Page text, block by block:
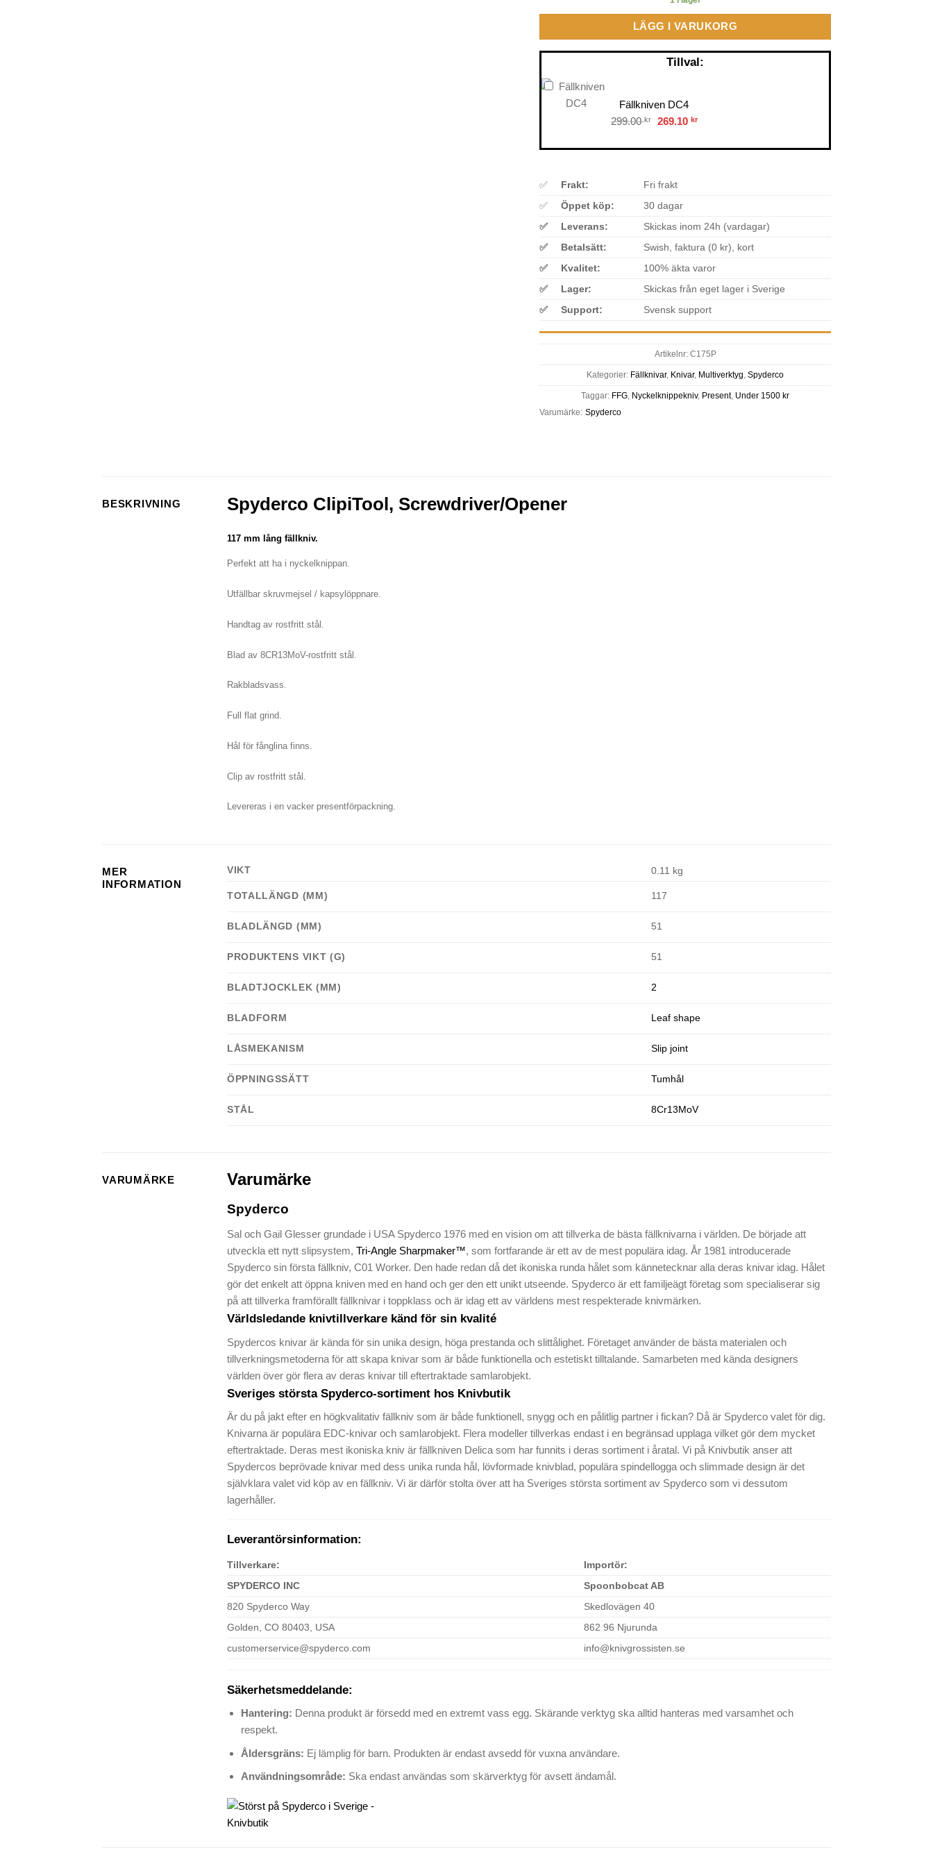
LÄGG I VARUKORG
Tillval:
Fällkniven DC4
299.00kr
Original
was:
269.10 krCurrent
is:
✅ Frakt:
Fri frakt
✅
Öppet köp:
30 dagar
✅
Leverans:
Skickas inom 24h (vardagar)
✅
Betalsätt:
Swish, faktura (0 kr), kort
✅
Kvalitet:
100% äkta varor
✅
Lager:
Skickas från eget lager i Sverige
✅
Support: Svensk support
Artikelnr: C175P
Kategorier: Fällknivar, Knivar, Multiverktyg, Spyderco
Taggar: FFG, Nyckelknippekniv, Present, Under 1500 kr
Varumärke: Spyderco
BESKRIVNING Spyderco ClipiTool, Screwdriver/Opener
117 mm lång fällkniv.
Perfekt att ha i nyckelknippan.
Utfällbar skruvmejsel / kapsylöppnare.
Handtag av rostfritt stål.
Blad av 8CR13MoV-rostfritt stål.
Rakbladsvass.
Full flat grind.
Hål för fånglina finns.
Clip av rostfritt stål.
Levereras i en vacker presentförpackning.
MER
INFORMATION
VIKT 0.11 kg
TOTALLÄNGD (MM) 117
BLADLÄNGD (MM) 51
PRODUKTENS VIKT (G) 51
BLADTJOCKLEK (MM) 2
BLADFORM Leaf shape
LÅSMEKANISM Slip joint
ÖPPNINGSSÄTT Tumhål
STÅL 8Cr13MoV
VARUMÄRKE Varumärke
Spyderco
Sal och Gail Glesser grundade i USA Spyderco 1976 med en vision om att tillverka de bästa fällknivarna i världen. De började att
utveckla ett nytt slipsystem, Tri-Angle Sharpmaker™, som fortfarande är ett av de mest populära idag. År 1981 introducerade
Spyderco sin första fällkniv, C01 Worker. Den hade redan då det ikoniska runda hålet som kännetecknar alla deras knivar idag. Hålet
gör det enkelt att öppna kniven med en hand och ger den ett unikt utseende. Spyderco är ett familjeägt företag som specialiserar sig
på att tillverka framförallt fällknivar i toppklass och är idag ett av världens mest respekterade knivmärken.
Världsledande knivtillverkare känd för sin kvalité
Spydercos knivar är kända för sin unika design, höga prestanda och slittålighet. Företaget använder de bästa materialen och
tillverkningsmetoderna för att skapa knivar som är både funktionella och estetiskt tilltalande. Samarbeten med kända designers
världen över gör flera av deras knivar till eftertraktade samlarobjekt.
Sveriges största Spyderco-sortiment hos Knivbutik
Är du på jakt efter en högkvalitativ fällkniv som är både funktionell, snygg och en pålitlig partner i fickan? Då är Spyderco valet för dig.
Knivarna är populära EDC-knivar och samlarobjekt. Flera modeller tillverkas endast i en begränsad upplaga vilket gör dem mycket
eftertraktade. Deras mest ikoniska kniv är fällkniven Delica som har funnits i deras sortiment i åratal. Vi på Knivbutik anser att
Spydercos beprövade knivar med dess unika runda hål, lövformade knivblad, populära spindellogga och slimmade design är det
självklara valet vid köp av en fällkniv. Vi är därför stolta över att ha Sveriges största sortiment av Spyderco som vi dessutom
lagerhåller.
Leverantörsinformation:
Tillverkare:
Importör:
SPYDERCO INC
Spoonbobcat AB
820 Spyderco Way
Skedlovägen 40
Golden, CO 80403, USA
862 96 Njurunda
customerservice@spyderco.com
info@knivgrossisten.se
Säkerhetsmeddelande:
Hantering: Denna produkt är försedd med en extremt vass egg. Skärande verktyg ska alltid hanteras med varsamhet och
respekt.
Åldersgräns: Ej lämplig för barn. Produkten är endast avsedd för vuxna användare.
Användningsområde: Ska endast användas som skärverktyg för avsett ändamål.